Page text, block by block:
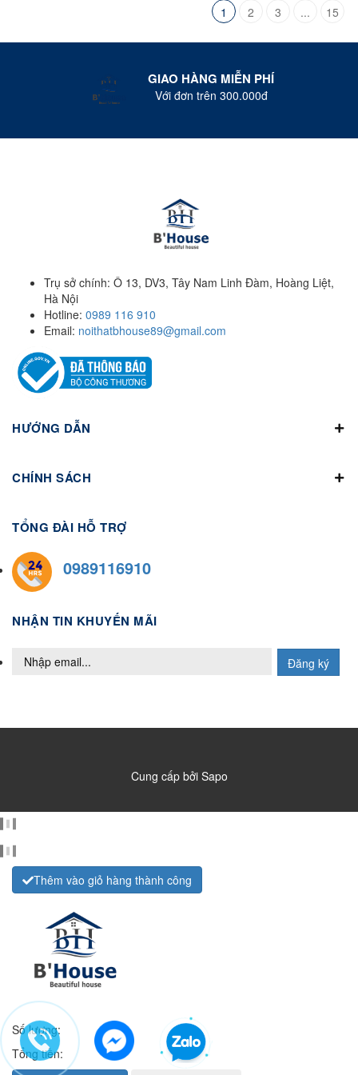
1 2 3 ... 15
GIAO HÀNG MIỄN PHÍ
Với đơn trên 300.000đ
Trụ sở chính: Ô 13, DV3, Tây Nam Linh Đàm, Hoàng Liệt,
Hà Nội
Hotline: 0989 116 910
Email: noithatbhouse89@gmail.com
HƯỚNG DẪN
CHÍNH SÁCH
TỔNG ĐÀI HỖ TRỢ
0989116910
NHẬN TIN KHUYẾN MÃI
Đăng ký
Cung cấp bởi Sapo
Thêm vào giỏ hàng thành công
Số lượng:
Tổng tiền: